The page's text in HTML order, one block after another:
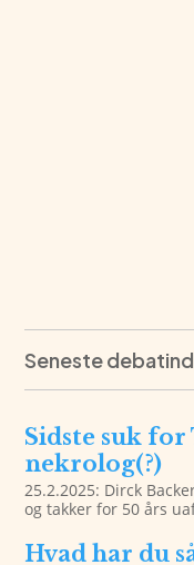
Seneste
Sidste suk for
nekrolog(?)
25.2.2025: Dirck
og takker for 50 års
Hvad har du